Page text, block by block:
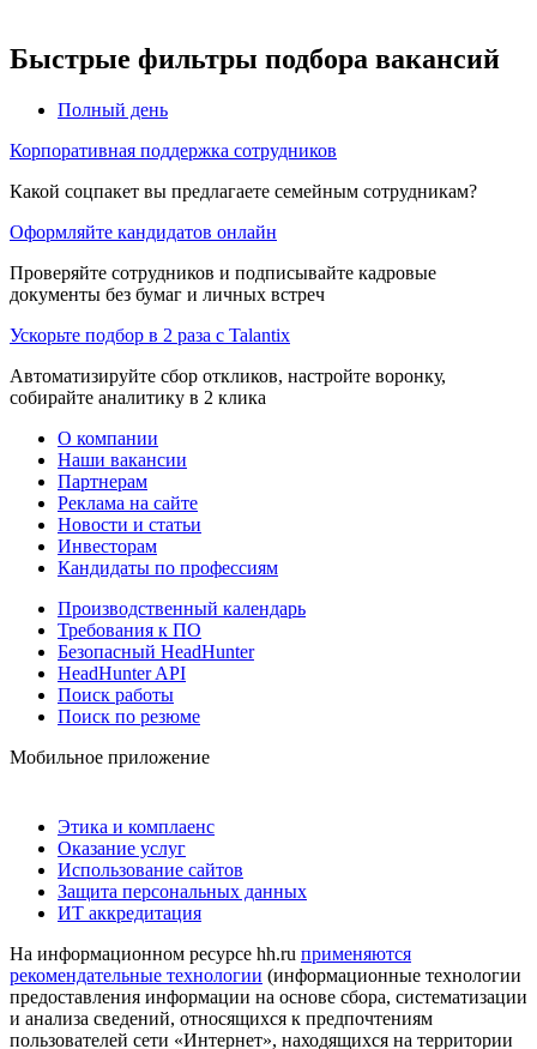
Быстрые фильтры подбора вакансий
Полный день
Корпоративная поддержка сотрудников
Какой соцпакет вы предлагаете семейным сотрудникам?
Оформляйте кандидатов онлайн
Проверяйте сотрудников и подписывайте кадровые
документы без бумаг и личных встреч
Ускорьте подбор в 2 раза с Talantix
Автоматизируйте сбор откликов, настройте воронку,
собирайте аналитику в 2 клика
О компании
Наши вакансии
Партнерам
Реклама на сайте
Новости и статьи
Инвесторам
Кандидаты по профессиям
Производственный календарь
Требования к ПО
Безопасный HeadHunter
HeadHunter API
Поиск работы
Поиск по резюме
Мобильное приложение
Этика и комплаенс
Оказание услуг
Использование сайтов
Защита персональных данных
ИТ аккредитация
На информационном ресурсе hh.ru применяются
рекомендательные технологии (информационные технологии
предоставления информации на основе сбора, систематизации
и анализа сведений, относящихся к предпочтениям
пользователей сети «Интернет», находящихся на территории